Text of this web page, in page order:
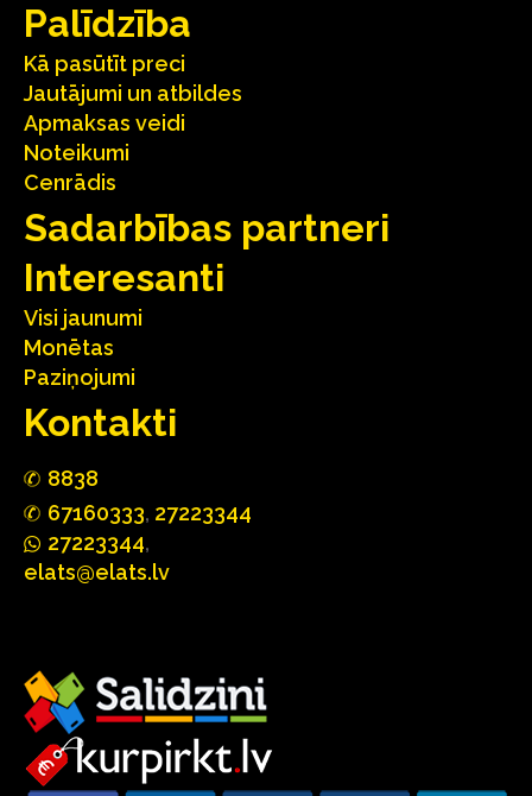
Palīdzība
Kā pasūtīt preci
Jautājumi un atbildes
Apmaksas veidi
Noteikumi
Cenrādis
Sadarbības partneri
Interesanti
Visi jaunumi
Monētas
Paziņojumi
Kontakti
8838
67160333, 27223344
27223344,
elats@elats.lv